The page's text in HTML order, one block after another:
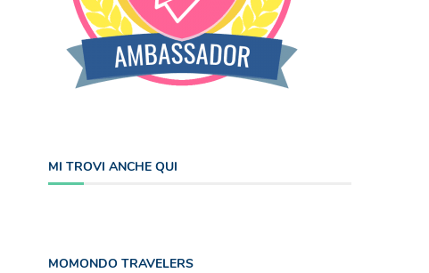
MI TROVI ANCHE QUI
MOMONDO TRAVELERS